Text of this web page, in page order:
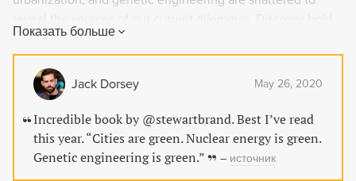
and inventive policies and design-based solutions that aim
to shape a more sustainable society for a thought-
provoking and passionately argued read on one of
humanity's hottest issues.
Показать больше
Jack Dorsey May 26, 2020
Incredible book by @stewartbrand. Best I’ve read
this year. “Cities are green. Nuclear energy is green.
Genetic engineering is green.”
– источник